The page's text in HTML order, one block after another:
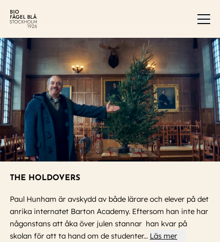
THE HOLDOVERS
Paul Hunham är avskydd av både lärare och elever på det
anrika internatet Barton Academy. Eftersom han inte har
någonstans att åka över julen stannar han kvar på
skolan för att ta hand om de studenter... Läs mer